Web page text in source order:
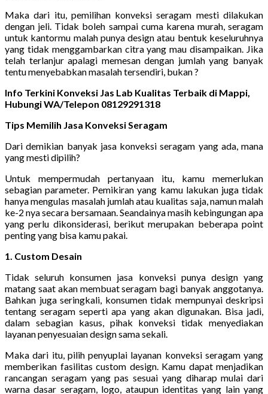
Maka dari itu, pemilihan konveksi seragam mesti dilakukan
dengan jeli. Tidak boleh sampai cuma karena murah, seragam
untuk kantormu malah punya design atau bentuk keseluruhnya
yang tidak menggambarkan citra yang mau disampaikan. Jika
telah terlanjur apalagi memesan dengan jumlah yang banyak
tentu menyebabkan masalah tersendiri, bukan ?
Info Terkini Konveksi Jas Lab Kualitas Terbaik di Mappi,
Hubungi WA/Telepon 08129291318
Tips Memilih Jasa Konveksi Seragam
Dari demikian banyak jasa konveksi seragam yang ada, mana
yang mesti dipilih?
Untuk mempermudah pertanyaan itu, kamu memerlukan
sebagian parameter. Pemikiran yang kamu lakukan juga tidak
hanya mengulas masalah jumlah atau kualitas saja, namun malah
ke-2 nya secara bersamaan. Seandainya masih kebingungan apa
yang perlu dikonsiderasi, berikut merupakan beberapa point
penting yang bisa kamu pakai.
1. Custom Desain
Tidak seluruh konsumen jasa konveksi punya design yang
matang saat akan membuat seragam bagi banyak anggotanya.
Bahkan juga seringkali, konsumen tidak mempunyai deskripsi
tentang seragam seperti apa yang akan digunakan. Bisa jadi,
dalam sebagian kasus, pihak konveksi tidak menyediakan
layanan penyesuaian design sama sekali.
Maka dari itu, pilih penyuplai layanan konveksi seragam yang
memberikan fasilitas custom design. Kamu dapat menjadikan
rancangan seragam yang pas sesuai yang diharap mulai dari
warna dasar seragam, logo, ataupun identitas yang lain yang